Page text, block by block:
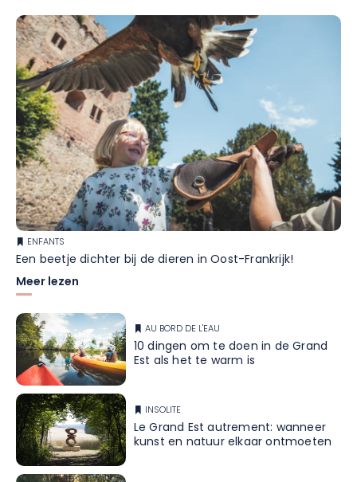
ENFANTS
Een beetje dichter bij de dieren in Oost-Frankrijk!
Meer lezen
AU BORD DE L'EAU
10 dingen om te doen in de Grand
Est als het te warm is
INSOLITE
Le Grand Est autrement: wanneer
kunst en natuur elkaar ontmoeten